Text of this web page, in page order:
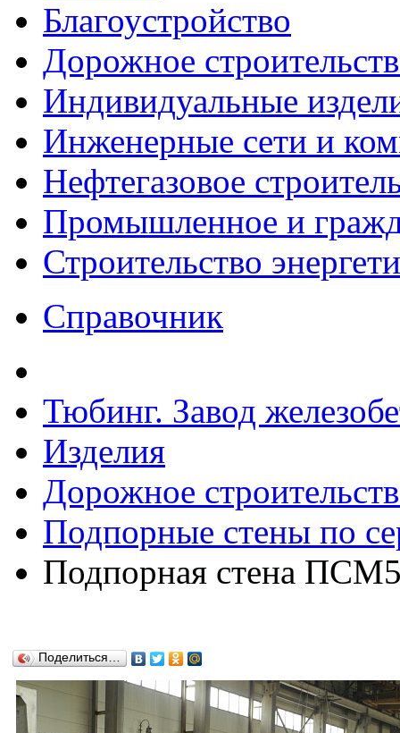
Благоустройство
Дорожное
Индивидуальные
Инженерные сети и
Нефтегазовое
Промышленное и
Строительство
Справочник
Тюбинг. Завод
Изделия
Дорожное
Подпорные стены по
Подпорная стена
Поделиться…